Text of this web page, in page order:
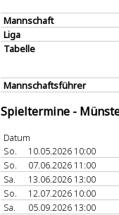
Mannschaft
Liga
Tabelle
Mannschaftsführer
Spieltermine -
Datum
So.
10.05.2026 10:00
So.
07.06.2026 11:00
Sa.
13.06.2026 13:00
So.
12.07.2026 10:00
Sa.
05.09.2026 13:00